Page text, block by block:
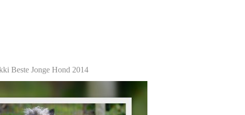
Beste Jonge Hond 2014